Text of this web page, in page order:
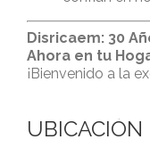
Disricaem: 30
Ahora en tu
¡Bienvenido a la
UBICACIÓN